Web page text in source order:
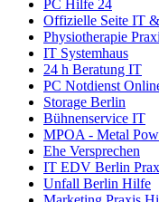
PC Hilfe 24
Offizielle Seite IT
Physiotherapie
IT Systemhaus
24 h Beratung IT
PC Notdienst
Storage Berlin
Bühnenservice IT
MPOA - Metal
Ehe Versprechen
IT EDV Berlin
Unfall Berlin Hilfe